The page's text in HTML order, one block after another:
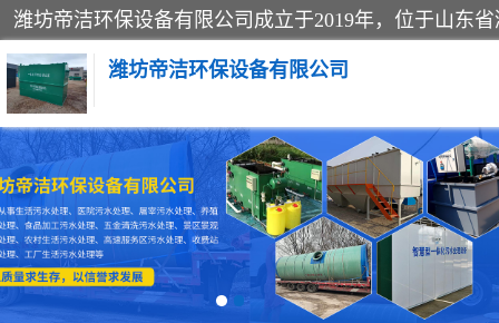
潍坊帝洁环保设备有限公司
一体化提升泵站
一体化生活污水处理设备
医院污水处理设备